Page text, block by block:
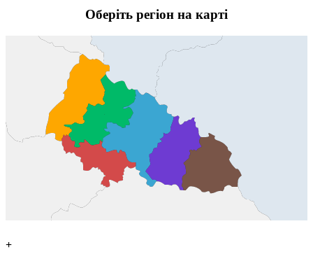
Оберіть регіон на карті
+